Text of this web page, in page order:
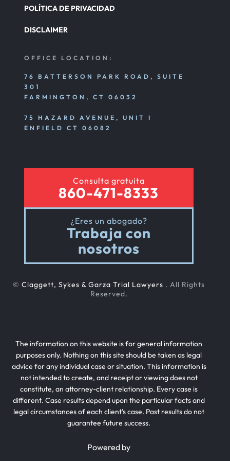
POLÍTICA DE PRIVACIDAD
DISCLAIMER
OFFICE LOCATION:
76 BATTERSON PARK ROAD, SUITE
301
FARMINGTON, CT 06032
75 HAZARD AVENUE, UNIT I
ENFIELD CT 06082
Consulta gratuita
860-471-8333
¿Eres un abogado?
Trabaja con
nosotros
© Claggett, Sykes & Garza Trial Lawyers . All Rights
Reserved.
The information on this website is for general information
purposes only. Nothing on this site should be taken as legal
advice for any individual case or situation. This information is
not intended to create, and receipt or viewing does not
constitute, an attorney-client relationship. Every case is
different. Case results depend upon the particular facts and
legal circumstances of each client’s case. Past results do not
guarantee future success.
Powered by